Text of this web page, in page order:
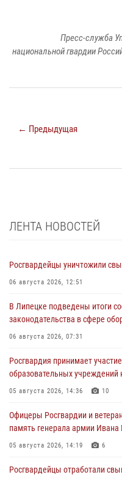
Пресс-служба
национальной гвардии
← Предыдущая
ЛЕНТА НОВОСТЕЙ
Росгвардейцы уничтожили
06 августа 2026, 12:51
В Липецке подведены итоги
законодательства в сфере
06 августа 2026, 07:31
Росгвардия принимает
образовательных учреждений
05 августа 2026, 14:36 10
Офицеры Росгвардии и
память генерала армии
05 августа 2026, 14:19 6
Росгвардейцы отработали